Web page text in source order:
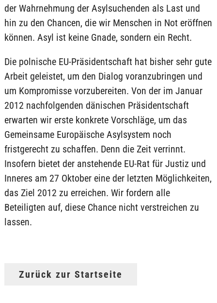
der Wahrnehmung der Asylsuchenden als Last und
hin zu den Chancen, die wir Menschen in Not eröffnen
können. Asyl ist keine Gnade, sondern ein Recht.
Die polnische EU-Präsidentschaft hat bisher sehr gute
Arbeit geleistet, um den Dialog voranzubringen und
um Kompromisse vorzubereiten. Von der im Januar
2012 nachfolgenden dänischen Präsidentschaft
erwarten wir erste konkrete Vorschläge, um das
Gemeinsame Europäische Asylsystem noch
fristgerecht zu schaffen. Denn die Zeit verrinnt.
Insofern bietet der anstehende EU-Rat für Justiz und
Inneres am 27 Oktober eine der letzten Möglichkeiten,
das Ziel 2012 zu erreichen. Wir fordern alle
Beteiligten auf, diese Chance nicht verstreichen zu
lassen.
Zurück zur Startseite